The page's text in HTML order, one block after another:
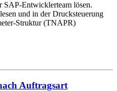
Entwicklerteam lösen.
und in der Drucksteuerung
Struktur (TNAPR)
Auftragsart